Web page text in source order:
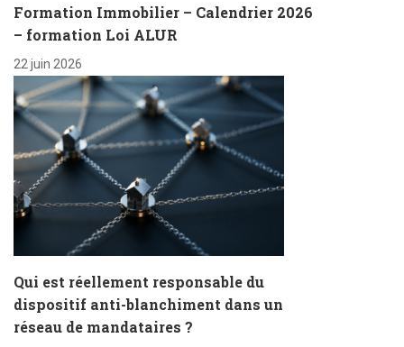
Formation Immobilier – Calendrier 2026
– formation Loi ALUR
22 juin 2026
Qui est réellement responsable du
dispositif anti-blanchiment dans un
réseau de mandataires ?